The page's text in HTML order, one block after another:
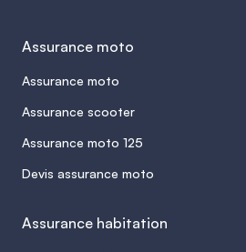
Assurance moto
Assurance moto
Assurance scooter
Assurance moto 125
Devis assurance moto
Assurance habitation